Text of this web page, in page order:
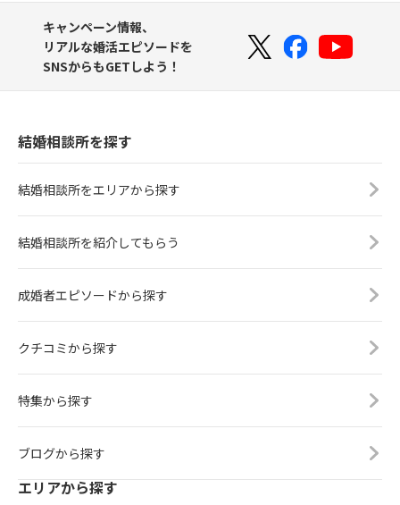
キャンペーン情報、
リアルな婚活エピソードを
SNSからもGETしよう！
結婚相談所を探す
結婚相談所をエリアから探す
結婚相談所を紹介してもらう
成婚者エピソードから探す
クチコミから探す
特集から探す
ブログから探す
エリアから探す